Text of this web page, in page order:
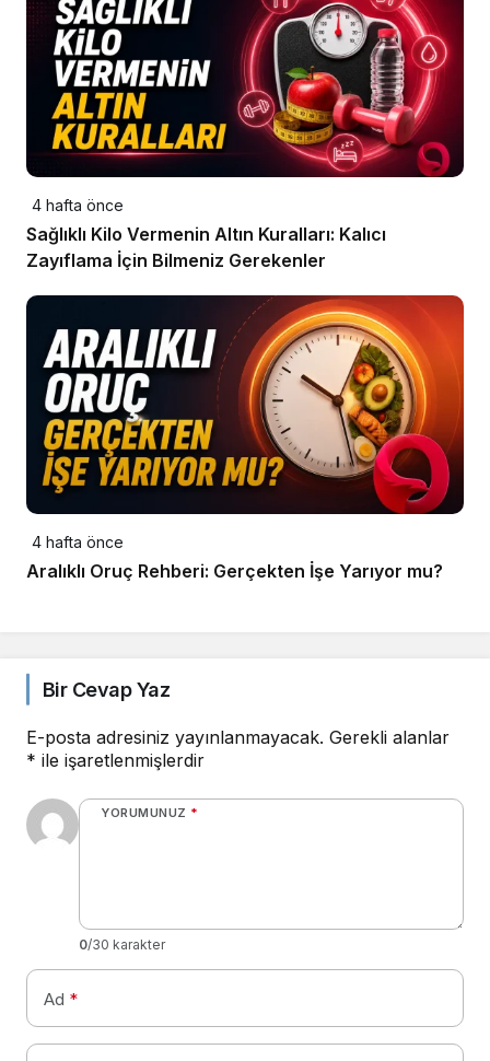
4 hafta önce
Sağlıklı Kilo Vermenin Altın Kuralları: Kalıcı
Zayıflama İçin Bilmeniz Gerekenler
4 hafta önce
Aralıklı Oruç Rehberi: Gerçekten İşe Yarıyor mu?
Bir Cevap Yaz
E-posta adresiniz yayınlanmayacak. Gerekli alanlar
* ile işaretlenmişlerdir
YORUMUNUZ *
0/30 karakter
Ad *